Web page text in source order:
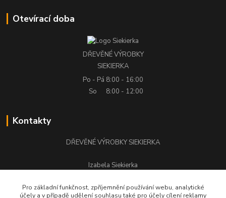
Otevírací doba
DŘEVĚNÉ VÝROBKY
SIEKIERKA
Po - Pá 8:00 - 16:00
So
8:00 - 12:00
Kontakty
DŘEVĚNÉ VÝROBKY SIEKIERKA
Izabela Siekierka
Pro základní funkčnost, zpříjemnění používání webu, analytické
účely a v případě udělení souhlasu také pro účely cílení reklamy